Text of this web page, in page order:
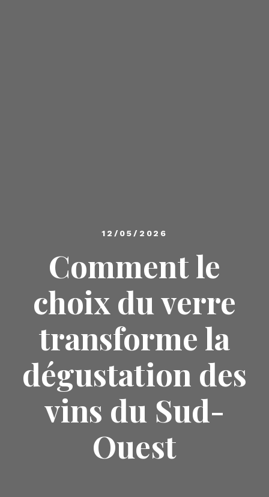
12/05/2026
Comment le
choix du verre
transforme la
dégustation des
vins du Sud-
Ouest